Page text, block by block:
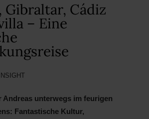
Gibraltar, Cádiz
– Eine
Andreas unterwegs im feurigen
Fantastische Kultur,